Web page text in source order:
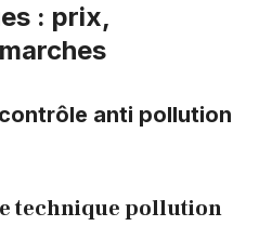
: prix,
anti pollution
technique pollution